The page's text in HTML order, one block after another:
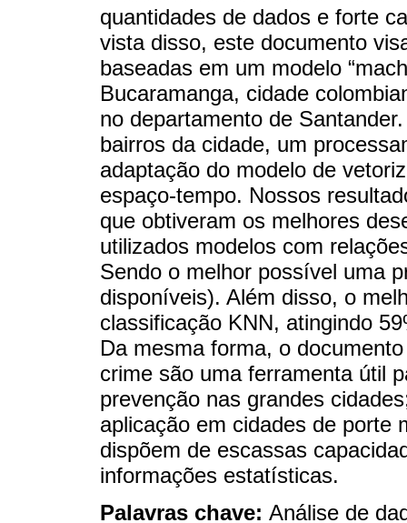
quantidades de dados e forte
vista disso, este documento
baseadas em um modelo
Bucaramanga, cidade
no departamento de
bairros da cidade, um
adaptação do modelo de
espaço-tempo. Nossos
que obtiveram os melhores
utilizados modelos com
Sendo o melhor possível uma
disponíveis). Além disso, o
classificação KNN, atingindo
Da mesma forma, o
crime são uma ferramenta útil
prevenção nas grandes
aplicação em cidades de porte
dispõem de escassas
informações estatísticas.
Palavras chave: Análise de